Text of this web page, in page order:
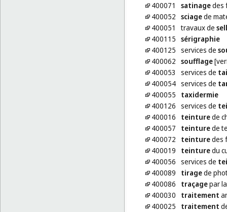
400071
satinagedes
400052 sciagede
400051
travaux de
400115 sérigraphie
400125 services de
400062 soufflage
400053
services de
400054 services de
400055
taxidermie
400126 services de
400016
teinturede
400057
teinturede
400072
teinturedes
400019
teinturedu
400056 services de
400089
tiragede
400086
traçagepar
400030
traitement
400025
traitement